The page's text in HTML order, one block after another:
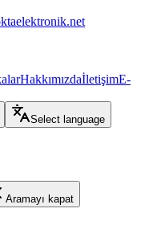
HakkımızdaİletişimE-
Select language
Aramayı kapat